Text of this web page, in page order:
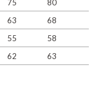
75
80
63
68
55
58
62 63